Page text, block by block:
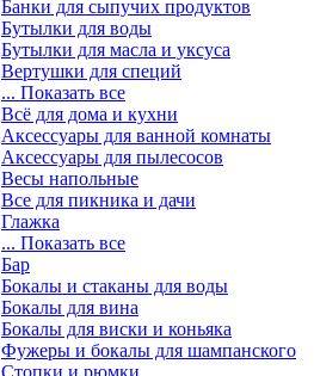
Банки для сыпучих продуктов
Бутылки для воды
Бутылки для масла и уксуса
Вертушки для специй
... Показать все
Всё для дома и кухни
Аксессуары для ванной комнаты
Аксессуары для пылесосов
Весы напольные
Все для пикника и дачи
Глажка
... Показать все
Бар
Бокалы и стаканы для воды
Бокалы для вина
Бокалы для виски и коньяка
Фужеры и бокалы для шампанского
Стопки и рюмки